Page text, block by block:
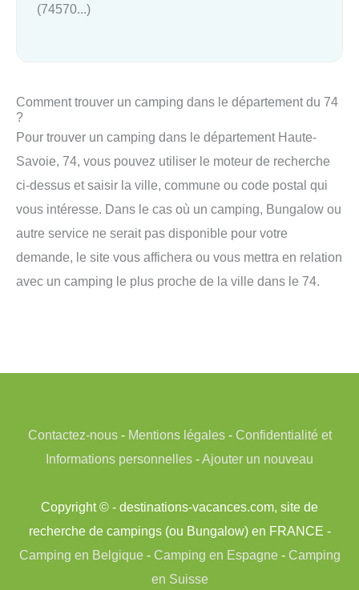
(74570...)
Comment trouver un camping dans le département du 74
?
Pour trouver un camping dans le département Haute-
Savoie, 74, vous pouvez utiliser le moteur de recherche
ci-dessus et saisir la ville, commune ou code postal qui
vous intéresse. Dans le cas où un camping, Bungalow ou
autre service ne serait pas disponible pour votre
demande, le site vous affichera ou vous mettra en relation
avec un camping le plus proche de la ville dans le 74.
Contactez-nous- Mentions légales- Confidentialité et
Informations personnelles -Ajouter un nouveau
Copyright © - destinations-vacances.com, site de
recherche de campings (ou Bungalow) en FRANCE -
Camping en Belgique- Camping en Espagne- Camping
en Suisse